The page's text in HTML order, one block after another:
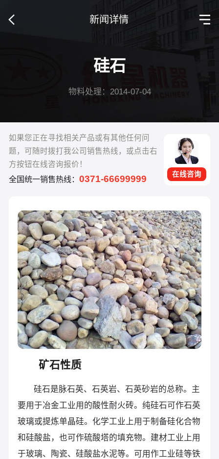
新闻详情
硅石
物料处理：2014-07-04
如果您正在寻找相关产品或有其他任何问
题，可随时拨打我公司销售热线，或点击右
方按钮在线咨询报价！
全国统一销售热线： 0371-66699999 在线咨询
矿石性质
硅石是脉石英、石英岩、石英砂岩的总称。主
要用于冶金工业用的酸性耐火砖。纯硅石可作石英
玻璃或提炼单晶硅。化学工业上用于制备硅化合物
和硅酸盐，也可作硫酸塔的填充物。建材工业上用
于玻璃、陶瓷、硅酸盐水泥等。可用作工业硅等铁